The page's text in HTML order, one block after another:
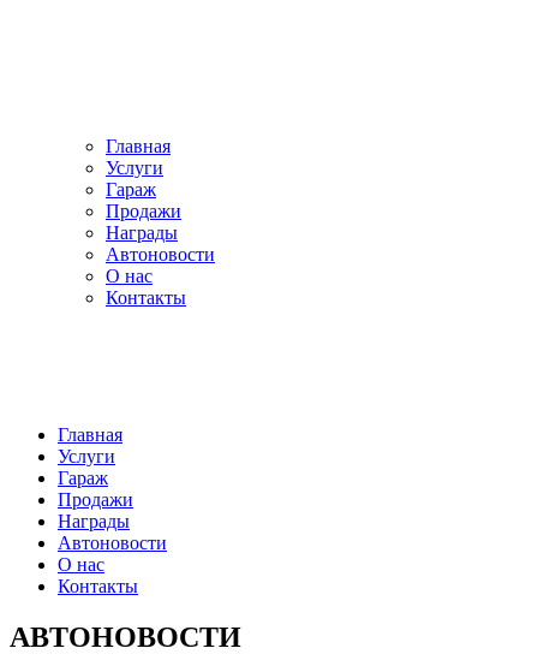
Главная
Услуги
Гараж
Продажи
Награды
Автоновости
О нас
Контакты
Главная
Услуги
Гараж
Продажи
Награды
Автоновости
О нас
Контакты
АВТОНОВОСТИ